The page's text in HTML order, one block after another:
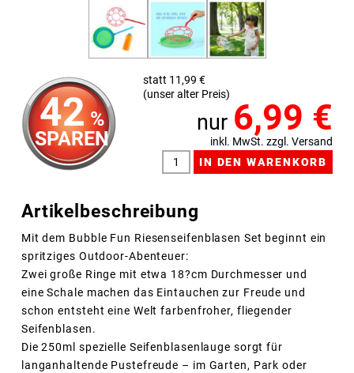
42 %
SPAREN
statt 11,99 €
(unser alter Preis)
nur 6,99 €
inkl. MwSt. zzgl. Versand
Artikelbeschreibung
Mit dem Bubble Fun Riesenseifenblasen Set beginnt ein
spritziges Outdoor-Abenteuer:
Zwei große Ringe mit etwa 18?cm Durchmesser und
eine Schale machen das Eintauchen zur Freude und
schon entsteht eine Welt farbenfroher, fliegender
Seifenblasen.
Die 250ml spezielle Seifenblasenlauge sorgt für
langanhaltende Pustefreude – im Garten, Park oder